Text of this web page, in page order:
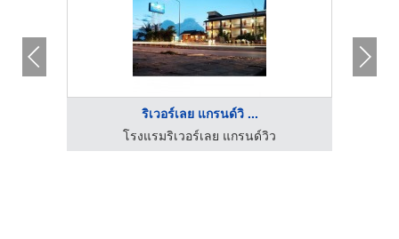
ริเวอร์เลย แกรนด์วิ ...
โรงแรมริเวอร์เลย แกรนด์วิว